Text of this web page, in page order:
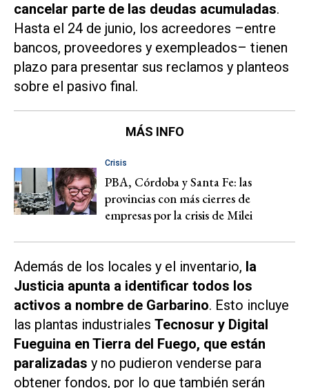
cancelar parte de las deudas acumuladas.
Hasta el 24 de junio, los acreedores –entre
bancos, proveedores y exempleados– tienen
plazo para presentar sus reclamos y planteos
sobre el pasivo final.
MÁS INFO
Crisis
PBA, Córdoba y Santa Fe: las
provincias con más cierres de
empresas por la crisis de Milei
Además de los locales y el inventario, la
Justicia apunta a identificar todos los
activos a nombre de Garbarino. Esto incluye
las plantas industriales Tecnosur y Digital
Fueguina en Tierra del Fuego, que están
paralizadas y no pudieron venderse para
obtener fondos, por lo que también serán